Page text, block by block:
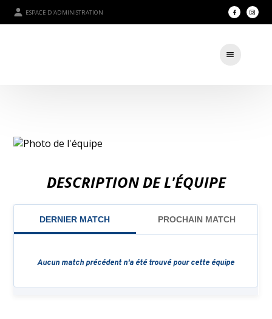
ESPACE D'ADMINISTRATION
DESCRIPTION DE L'ÉQUIPE